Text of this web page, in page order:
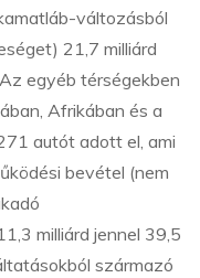
változásból
21,7 milliárd
egyéb térségekben
Afrikában és a
autót adott el, ami
bevétel (nem
milliárd jennel 39,5
származó